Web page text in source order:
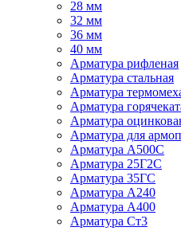
28 мм
32 мм
36 мм
40 мм
Арматура рифленая
Арматура стальная
Арматура
Арматура
Арматура
Арматура для
Арматура A500С
Арматура 25Г2С
Арматура 35ГС
Арматура А240
Арматура А400
Арматура Ст3